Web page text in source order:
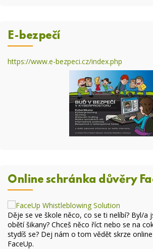
E-bezpečí
https://www.e-bezpeci.cz/index.php
Online schránka důvěry
Děje se ve škole něco, co se ti nelíbí? Byl/a
obětí šikany? Chceš něco říct nebo se na
stydíš se? Dej nám o tom vědět skrze online
FaceUp.